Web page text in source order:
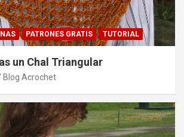
PATRONES GRATIS TUTORIAL
un Chal Triangular
Blog Acrochet